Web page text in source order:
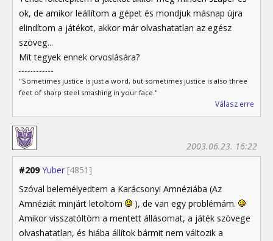
ok, de amikor leállítom a gépet és mondjuk másnap újra
elindítom a játékot, akkor már olvashatatlan az egész
szöveg...
Mit tegyek ennek orvoslására?
"Sometimes justice is just a word, but sometimes justice is also three
feet of sharp steel smashing in your face."
Válasz erre
#209 Yuber [4851]
2003.06.23. 16:22
Szóval belemélyedtem a Karácsonyi Amnéziába (Az
Amnéziát minjárt letöltöm
), de van egy problémám.
Amikor visszatöltöm a mentett állásomat, a játék szövege
olvashatatlan, és hiába állítok bármit nem változik a